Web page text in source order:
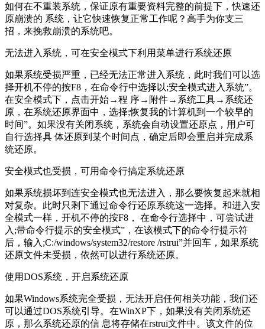
如何在不重装系统，保证原有重要资料完整的前提下，快速还
原崩溃的 系统，让它快速恢复正常工作呢？高手为你支三
招，来挽救崩溃的系统吧。
无法进入系统，可在安全模式下利用菜单进行系统还原
如果系统受损严重，已经无法正常进入系统，此时我们可以选
择开机不停的按F8，在命令行中选择以;安全模式进入系统”。
在安全模式下，点击开始→程 序→附件→系统工具→系统还
原，在系统还原界面中，选择;恢复我的计算机到一个较早的
时间”。如果没有关闭系统，系统会自动设置还原点，用户可
自行选择具 体还原到某个时间点，确定后即会重启并完成系
统还原。
安全模式也受损，可用命令行搞定系统还原
如果系统损坏到连安全模式也无法进入，那么要恢复起来就相
对复杂。此时只剩下通过命令行还原系统这一选择。和进入安
全模式一样，开机不停的按F8， 在命令行选择中，可尝试进
入;带命令行提示的安全模式”，在该模式下的命令行提示符
后，输入;C:/windows/system32/restore /rstrui”并回车，如果系统
还原文件未受损，依然可以进行系统还原。
使用DOS系统，开启系统还原
如果Windows系统完全受损，无法开启任何相关功能，我们还
可以通过DOS系统引导。在WinXP下，如果没有关闭系统还
原，那么系统还原的信 息将存储在rstrui文件中。该文件的位